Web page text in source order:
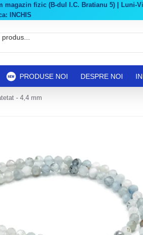
magazin fizic (B-dul I.C. Bratianu 5) | Luni-
INCHIS
PRODUSE NOI DESPRE NOI
- 4,4 mm